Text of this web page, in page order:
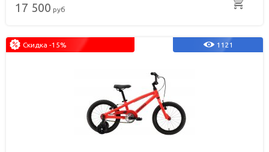
17 500 руб
1121
Скидка -15%